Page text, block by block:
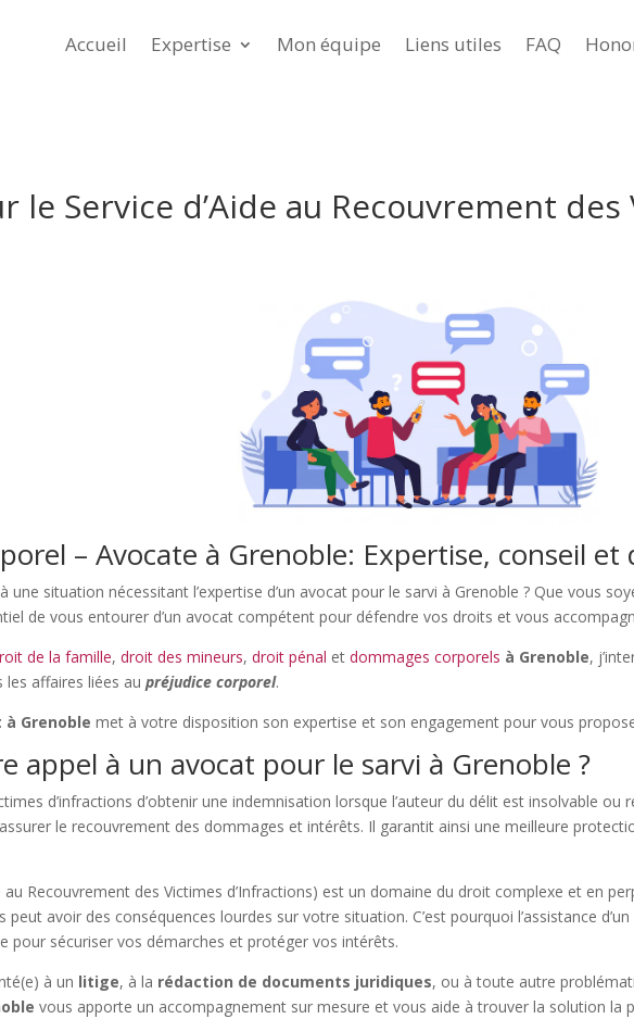
Accueil Expertise Mon équipe Liens utiles FAQ
le Service d’Aide au Recouvrement
– Avocate à Grenoble: Expertise, conseil
une situation nécessitant l’expertise d’un avocat pour le sarvi à Grenoble ? Que vous
de vous entourer d’un avocat compétent pour défendre vos droits et vous
de la famille,droit des mineurs,droit pénal etdommages corporels à Grenoble,
les affaires liées aupréjudice corporel.
à Grenoble met à votre disposition son expertise et son engagement pour vous
appel à un avocat pour le sarvi à Grenoble ?
d’infractions d’obtenir une indemnisation lorsque l’auteur du délit est insolvable
le recouvrement des dommages et intérêts. Il garantit ainsi une meilleure
au Recouvrement des Victimes d’Infractions) est un domaine du droit complexe et en
avoir des conséquences lourdes sur votre situation. C’est pourquoi l’assistance d’un
pour sécuriser vos démarches et protéger vos intérêts.
à un litige, à la rédaction de documents juridiques, ou à toute autre
vous apporte un accompagnement sur mesure et vous aide à trouver la solution la